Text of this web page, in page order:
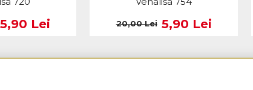
5,90 Lei 5,90 Lei
20,00 Lei